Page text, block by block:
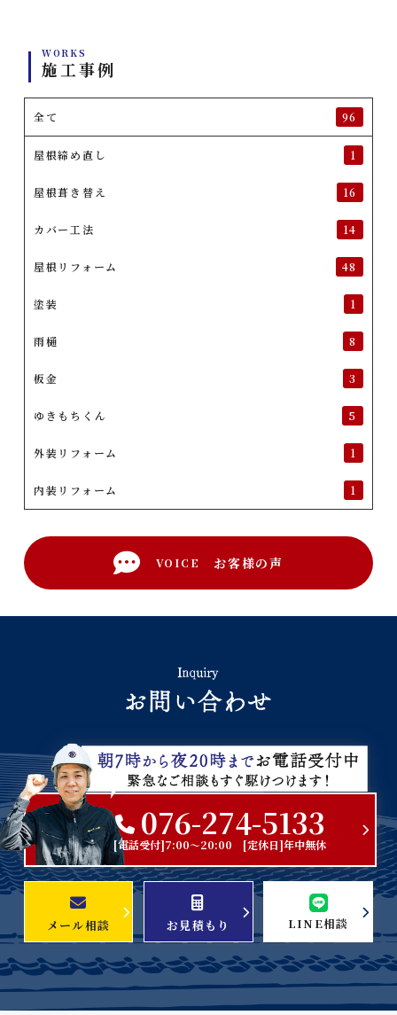
WORKS
施工事例
全て 96
屋根締め直し 1
屋根葺き替え 16
カバー工法 14
屋根リフォーム 48
塗装 1
雨樋 8
板金 3
ゆきもちくん 5
外装リフォーム 1
内装リフォーム 1
VOICE お客様の声
076-274-5133
[電話受付]7:00～20:00 [定休日]年中無休
メール相談 お見積もり LINE相談